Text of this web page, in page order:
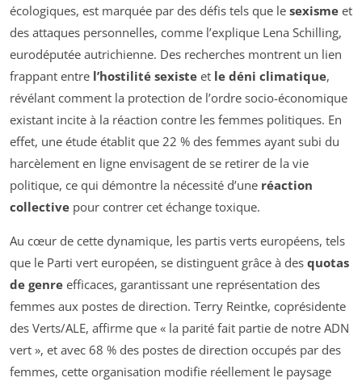
écologiques, est marquée par des défis tels que le sexisme et
des attaques personnelles, comme l’explique Lena Schilling,
eurodéputée autrichienne. Des recherches montrent un lien
frappant entre l’hostilité sexiste et le déni climatique,
révélant comment la protection de l’ordre socio-économique
existant incite à la réaction contre les femmes politiques. En
effet, une étude établit que 22 % des femmes ayant subi du
harcèlement en ligne envisagent de se retirer de la vie
politique, ce qui démontre la nécessité d’une réaction
collective pour contrer cet échange toxique.
Au cœur de cette dynamique, les partis verts européens, tels
que le Parti vert européen, se distinguent grâce à des quotas
de genre efficaces, garantissant une représentation des
femmes aux postes de direction. Terry Reintke, coprésidente
des Verts/ALE, affirme que « la parité fait partie de notre ADN
vert », et avec 68 % des postes de direction occupés par des
femmes, cette organisation modifie réellement le paysage